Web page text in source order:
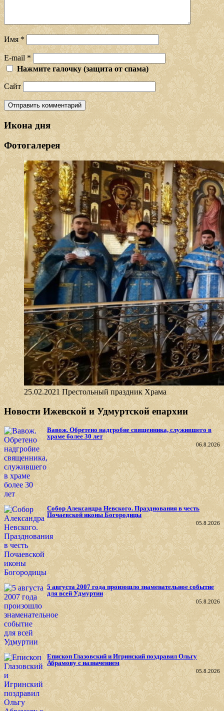
Имя*
E-mail*
Нажмите галочку (защита от спама)
Сайт
Икона дня
Фотогалерея
25.02.2021 Престольный праздник Храма
Новости Ижевской и Удмуртской епархии
Вавож. Обретено надгробие священника, служившего в
храме более 30 лет
06.8.2026
Собор Александра Невского. Празднования в честь
Почаевской иконы Богородицы
05.8.2026
5 августа 2007 года произошло знаменательное событие
для всей Удмуртии
05.8.2026
Епископ Глазовский и Игринский поздравил Ольгу
Абрамову с назначением
05.8.2026